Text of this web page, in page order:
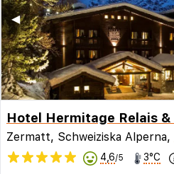
◀︎
Zermatt, Schweiziska Alperna,
4,6/5 3°C